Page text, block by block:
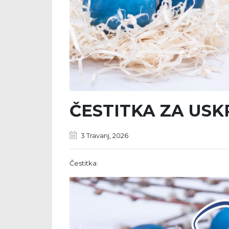
ČESTITKA ZA
3 Travanj, 2026
Čestitka: